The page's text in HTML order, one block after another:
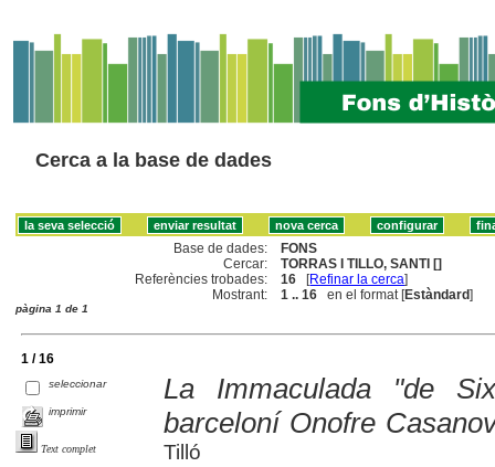
Cerca a la base de dades
Base de dades:
FONS
Cercar:
TORRAS I TILLO, SANTI []
Referències trobades:
16 [Refinar la cerca]
Mostrant:
1 .. 16 en el format [Estàndard]
pàgina 1 de 1
1 / 16
seleccionar
imprimir
Text complet
La Immaculada "de
barceloní Onofre
Tilló